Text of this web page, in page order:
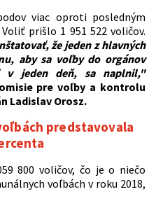
viac oproti posledným
prišlo 1 951 522 voličov.
že jeden z hlavných
aby sa voľby do orgánov
v jeden deň, sa naplnil,"
pre voľby a kontrolu
Ladislav Orosz.
predstavovala
800 voličov, čo je o niečo
voľbách v roku 2018,